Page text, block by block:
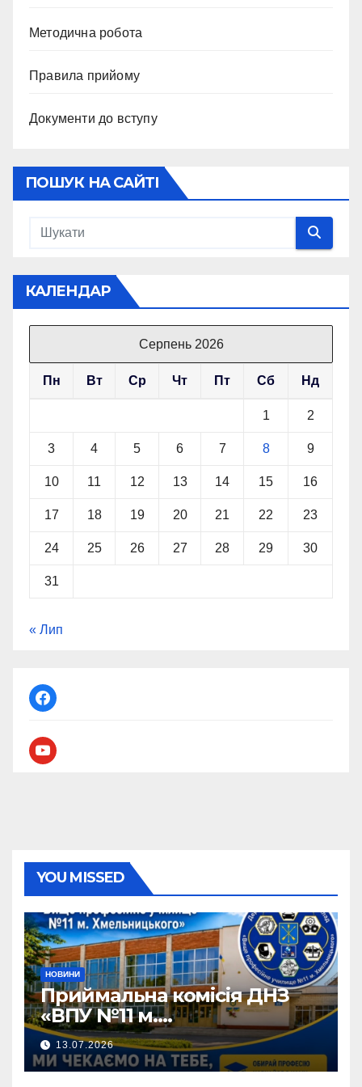
Методична робота
Правила прийому
Документи до вступу
ПОШУК НА САЙТІ
КАЛЕНДАР
Серпень 2026
Пн Вт Ср Чт Пт Сб Нд
1 2
3 4 5 6 7 8 9
10 11 12 13 14 15 16
17 18 19 20 21 22 23
24 25 26 27 28 29 30
31
« Лип
facebook
youtube
YOU MISSED
НОВИНИ
Приймальна комісія ДНЗ
«ВПУ №11 м.
Хмельницького» активно
працює!
13.07.2026